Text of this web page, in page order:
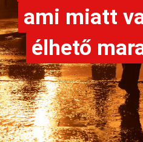
ami miatt
élhető
ami miatt
élhető